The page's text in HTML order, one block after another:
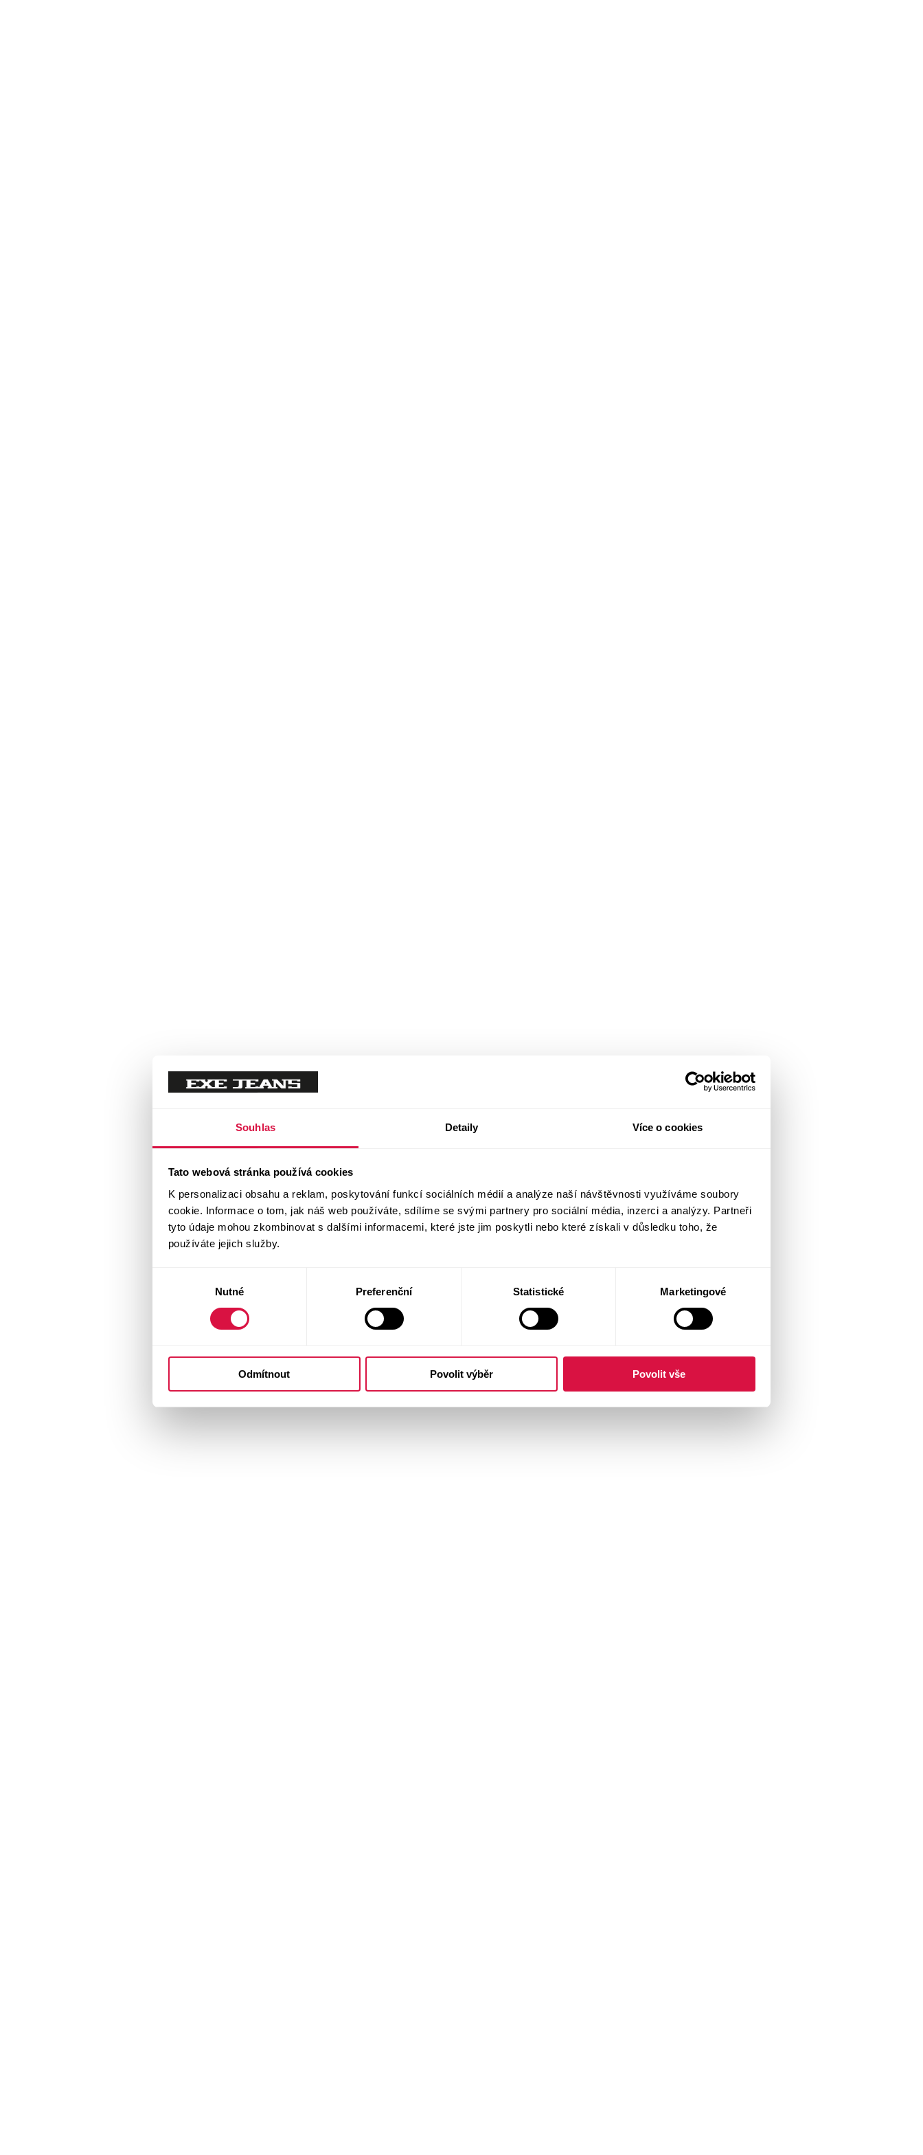
Souhlas Detaily Více o cookies
Tato webová stránka používá cookies
K personalizaci obsahu a reklam, poskytování funkcí sociálních médií a analýze naší návštěvnosti využíváme soubory
cookie. Informace o tom, jak náš web používáte, sdílíme se svými partnery pro sociální média, inzerci a analýzy. Partneři
tyto údaje mohou zkombinovat s dalšími informacemi, které jste jim poskytli nebo které získali v důsledku toho, že
používáte jejich služby.
Nutné Preferenční Statistické Marketingové
Odmítnout Povolit výběr Povolit vše